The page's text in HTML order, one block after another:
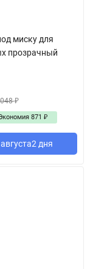
миску для
прозрачный
₽
871 ₽
2 дня